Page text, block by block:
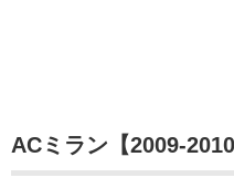
ACミラン【2009-2010